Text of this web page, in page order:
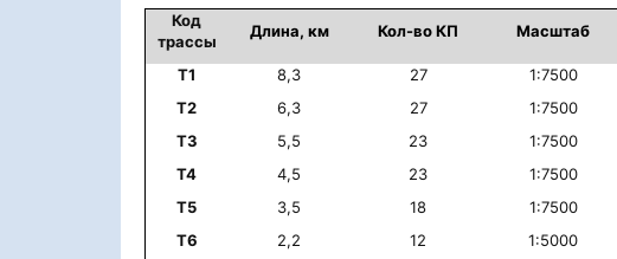
Код
трассы
Длина, км Кол-во КП Масштаб
T1 8,3 27 1:7500
T2
6,3 27 1:7500
T3
5,5 23 1:7500
T4
4,5 23 1:7500
T5
3,5 18 1:7500
T6
2,2 12 1:5000